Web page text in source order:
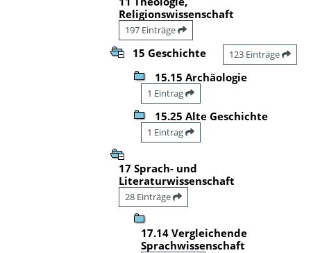
Religionswissenschaft
197 Einträge
15 Geschichte 123 Einträge
15.15 Archäologie
1 Eintrag
15.25 Alte Geschichte
1 Eintrag
17 Sprach- und
Literaturwissenschaft
28 Einträge
17.14 Vergleichende
Sprachwissenschaft